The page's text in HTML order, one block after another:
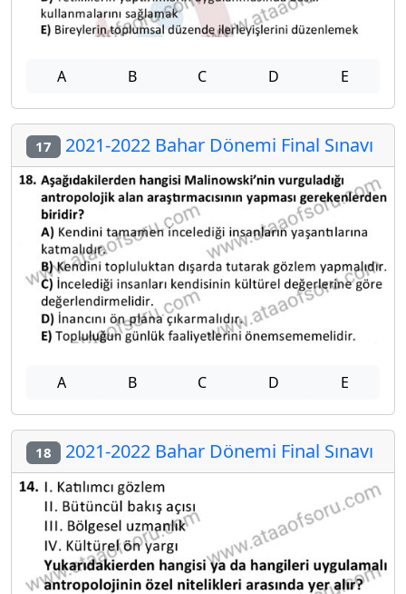
A B C D E
17 2021-2022 Bahar Dönemi Final Sınavı
A B C D E
18 2021-2022 Bahar Dönemi Final Sınavı